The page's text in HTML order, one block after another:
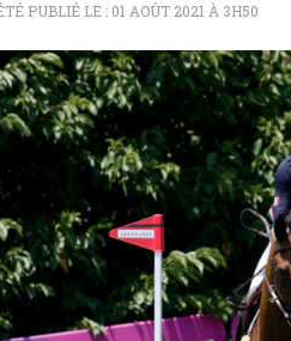
PUBLIÉ LE : 01 AOÛT 2021 À 3H50